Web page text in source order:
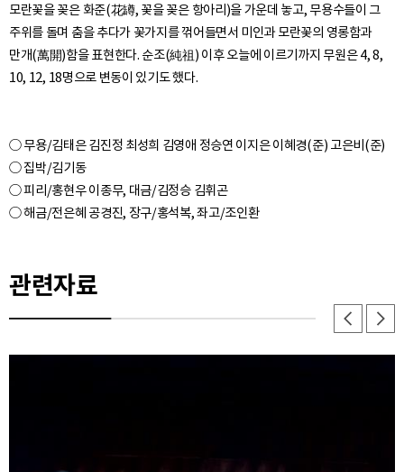
모란꽃을 꽂은 화준(花罇, 꽃을 꽂은 항아리)을 가운데 놓고, 무용수들이 그
주위를 돌며 춤을 추다가 꽃가지를 꺾어들면서 미인과 모란꽃의 영롱함과
만개(萬開)함을 표현한다. 순조(純祖) 이후 오늘에 이르기까지 무원은 4, 8,
○ 무용/김태은 김진정 최성희 김영애 정승연 이지은 이혜경(준) 고은비(준)
○ 집박/김기동
○ 피리/홍현우 이종무, 대금/김정승 김휘곤
○ 해금/전은혜 공경진, 장구/홍석복, 좌고/조인환
관련자료